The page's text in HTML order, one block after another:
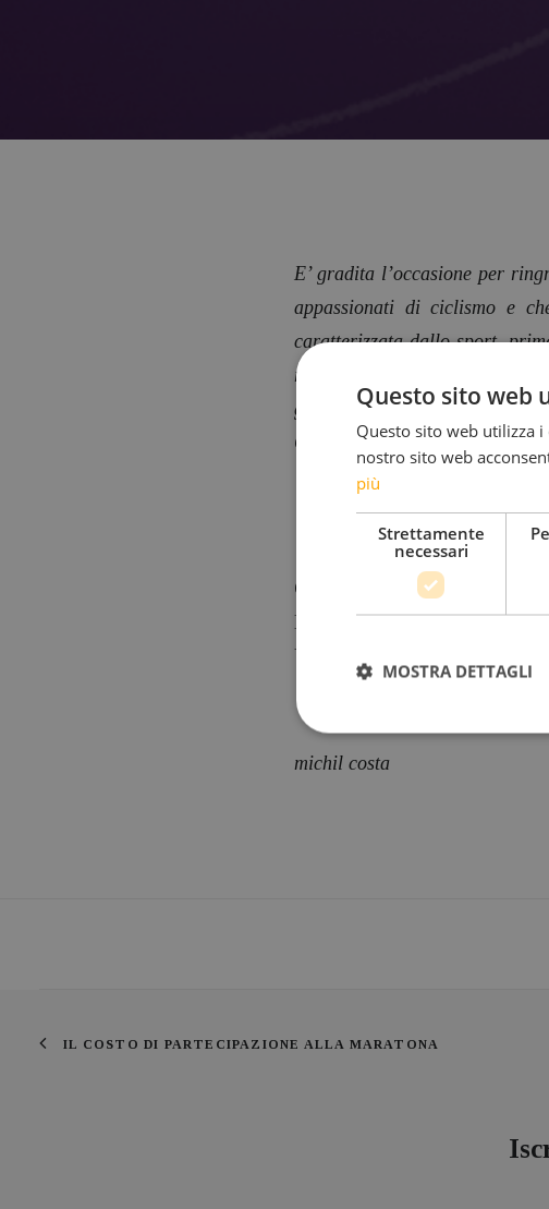
E’ gradita l’occasione per
appassionati di ciclismo e
caratterizzata dallo sport,
ritengo di saper riconoscere
grandezza, quindi Le rinnovo i
G. S.
Grazie signor S.
Di queste Sue belle parole.
Un caro saluto doloMitico!
michil costa
IL COSTO DI PARTECIPAZIONE ALLA MARATONA
Questo sito web
Questo sito web utilizza
nostro sito web
più
Strettamente
necessari
MOSTRA DETTAGLI